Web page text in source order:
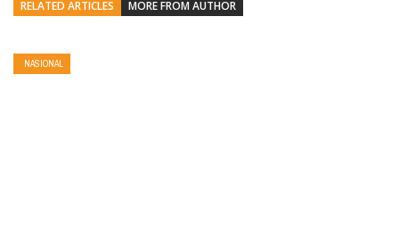
RELATED ARTICLES MORE FROM AUTHOR
NASIONAL